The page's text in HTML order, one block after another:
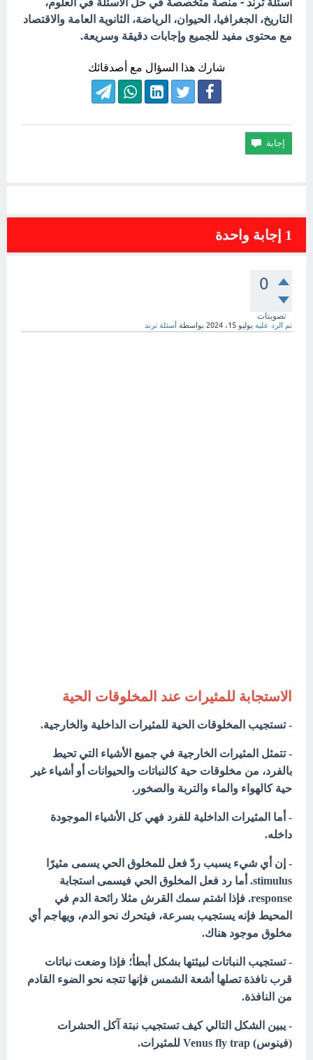
التاريخ، الجغرافيا، الحيوان، الرياضة، الثانوية العامة والاقتصاد
مع محتوى مفيد للجميع وإجابات دقيقة وسريعة.
شارك هذا السؤال مع أصدقائك
1 إجابة واحدة
0
تصويتات
تم الرد عليه يوليو 15، 2024 بواسطة أسئلة ترند
الاستجابة للمثيرات عند المخلوقات الحية
- تستجيب المخلوقات الحية للمثيرات الداخلية والخارجية.
- تتمثل المثيرات الخارجية في جميع الأشياء التي تحيط
بالفرد، من مخلوقات حية كالنباتات والحيوانات أو أشياء غير
حية كالهواء والماء والتربة والصخور.
- أما المثيرات الداخلية للفرد فهي كل الأشياء الموجودة
داخله.
- إن أي شيء يسبب ردّ فعل للمخلوق الحي يسمى مثيرًا
stimulus. أما رد فعل المخلوق الحي فيسمى استجابة
response. فإذا اشتم سمك القرش مثلا رائحة الدم في
المحيط فإنه يستجيب بسرعة، فيتحرك نحو الدم، ويهاجم أي
مخلوق موجود هناك.
- تستجيب النباتات لبيئتها بشكل أبطأ؛ فإذا وضعت نباتات
قرب نافذة تصلها أشعة الشمس فإنها تتجه نحو الضوء القادم
من النافذة.
- يبين الشكل التالي كيف تستجيب نبتة آكل الحشرات
(فينوس) Venus fly trap للمثيرات.